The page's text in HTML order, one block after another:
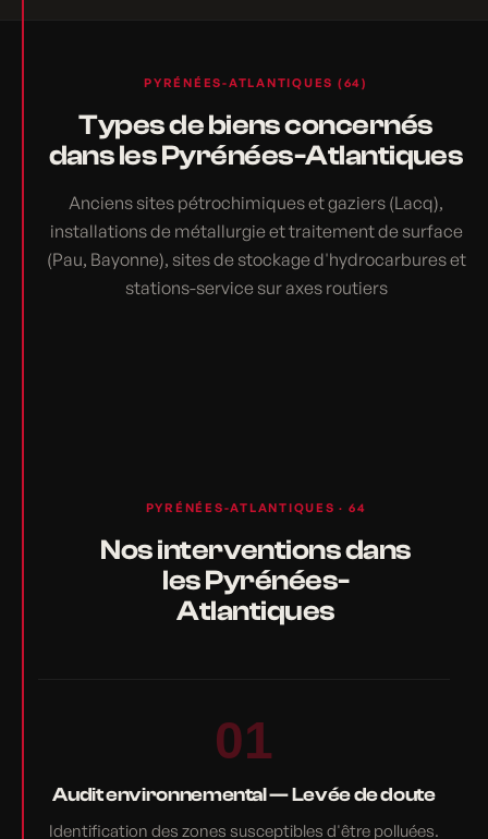
PYRÉNÉES-ATLANTIQUES (64)
Types de biens concernés
dans les Pyrénées-Atlantiques
Anciens sites pétrochimiques et gaziers (Lacq),
installations de métallurgie et traitement de surface
(Pau, Bayonne), sites de stockage d'hydrocarbures et
stations-service sur axes routiers
PYRÉNÉES-ATLANTIQUES · 64
Nos interventions dans
les Pyrénées-
Atlantiques
01
Audit environnemental — Levée de doute
Identification des zones susceptibles d'être polluées.